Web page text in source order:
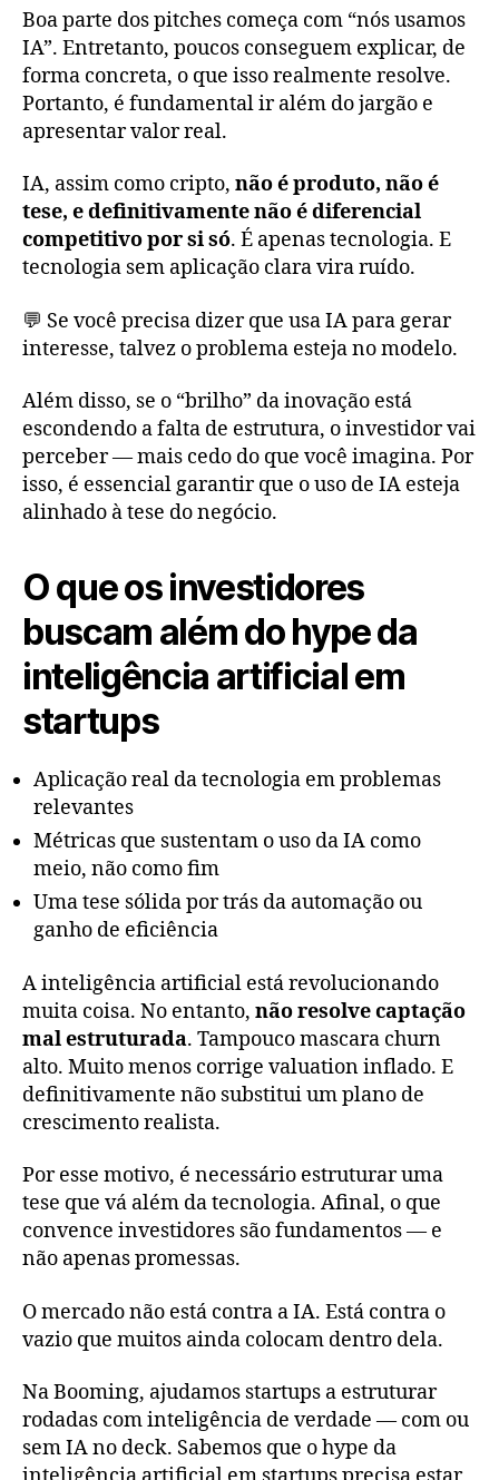
Boa parte dos pitches começa com “nós usamos
IA”. Entretanto, poucos conseguem explicar, de
forma concreta, o que isso realmente resolve.
Portanto, é fundamental ir além do jargão e
apresentar valor real.
IA, assim como cripto, não é produto, não é
tese, e definitivamente não é diferencial
competitivo por si só. É apenas tecnologia. E
tecnologia sem aplicação clara vira ruído.
💬 Se você precisa dizer que usa IA para gerar
interesse, talvez o problema esteja no modelo.
Além disso, se o “brilho” da inovação está
escondendo a falta de estrutura, o investidor vai
perceber — mais cedo do que você imagina. Por
isso, é essencial garantir que o uso de IA esteja
alinhado à tese do negócio.
O que os investidores
buscam além do hype da
inteligência artificial em
startups
Aplicação real da tecnologia em problemas
relevantes
Métricas que sustentam o uso da IA como
meio, não como fim
Uma tese sólida por trás da automação ou
ganho de eficiência
A inteligência artificial está revolucionando
muita coisa. No entanto, não resolve captação
mal estruturada. Tampouco mascara churn
alto. Muito menos corrige valuation inflado. E
definitivamente não substitui um plano de
crescimento realista.
Por esse motivo, é necessário estruturar uma
tese que vá além da tecnologia. Afinal, o que
convence investidores são fundamentos — e
não apenas promessas.
O mercado não está contra a IA. Está contra o
vazio que muitos ainda colocam dentro dela.
Na Booming, ajudamos startups a estruturar
rodadas com inteligência de verdade — com ou
sem IA no deck. Sabemos que o hype da